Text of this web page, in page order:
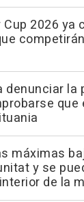
Cup 2026 ya
denunciar la
máximas
y se
de la